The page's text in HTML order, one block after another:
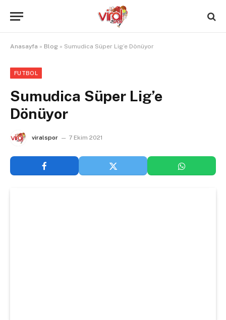
Anasayfa » Blog » Sumudica Süper Lig’e Dönüyor
FUTBOL
Sumudica Süper Lig’e
Dönüyor
viralspor 7 Ekim 2021